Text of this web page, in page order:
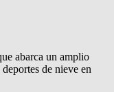
abarca un amplio
de nieve en